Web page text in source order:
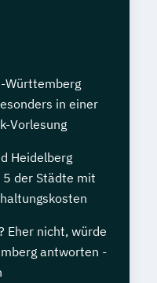
Württemberg
in einer
Vorlesung
Heidelberg
5 der Städte mit
Eher nicht, würde
antworten -